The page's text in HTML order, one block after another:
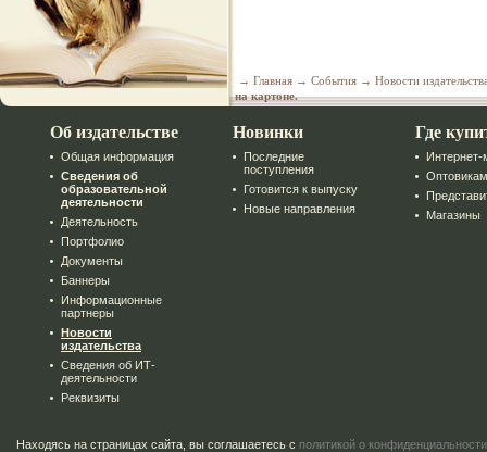
→ Главная → События → Новости
на картоне.
Об издательстве
Общая информация
Сведения об
образовательной
деятельности
Деятельность
Портфолио
Документы
Баннеры
Информационные
партнеры
Новости
издательства
Сведения об ИТ-
деятельности
Реквизиты
Новинки
Последние
поступления
Готовится к выпуску
Новые направления
Где
Интернет-
Оптовикам
Магазины
Находясь на страницах сайта, вы соглашаетесь с политикой о конфиденциальности